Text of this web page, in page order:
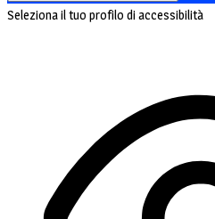
Seleziona il tuo profilo di accessibilità